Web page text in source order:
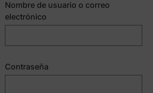
Nombre de usuario o correo
electrónico
Contraseña